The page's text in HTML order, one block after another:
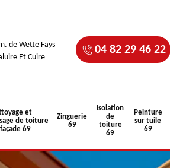
de Wette Fays
Et Cuire
04 82 29 46 22
et
de toiture
69
Zinguerie
69
Isolation
de
toiture
69
Peinture
sur tuile
69